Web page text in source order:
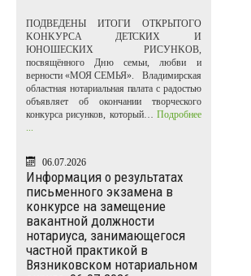
ПОДВЕДЕНЫ ИТОГИ ОТКРЫТОГО
KOHKУPCA ДЕТСКИХ И
ЮНОШЕСКИХ PИCУHKOB,
посвящённого Дню семьи, любви и
верности «МОЯ СЕМЬЯ». Владимирская
областная нотариальная палата с радостью
объявляет об окончании творческого
конкурса рисунков, который… Подробнее
...
06.07.2026
Информация о результатах
письменного экзамена в
конкурсе на замещение
вакантной должности
нотариуса, занимающегося
частной практикой в
Вязниковском нотариальном